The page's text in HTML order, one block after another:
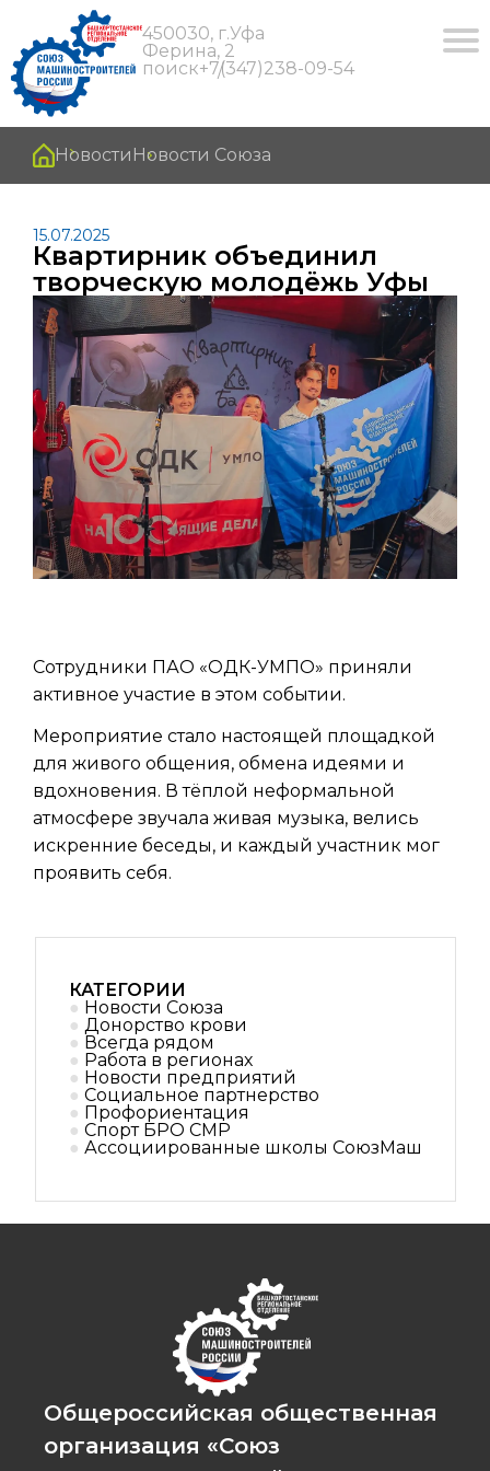
450030, г.Уфа
Ферина, 2
поиск+7(347)238-09-54
Новости Новости Союза
15.07.2025
Квартирник объединил
творческую молодёжь Уфы
Сотрудники ПАО «ОДК-УМПО» приняли
активное участие в этом событии.
Мероприятие стало настоящей площадкой
для живого общения, обмена идеями и
вдохновения. В тёплой неформальной
атмосфере звучала живая музыка, велись
искренние беседы, и каждый участник мог
проявить себя.
КАТЕГОРИИ
Новости Союза
Донорство крови
Всегда рядом
Работа в регионах
Новости предприятий
Социальное партнерствo
Профориентация
Спорт БРО СМР
Ассоциированные школы СоюзМаш
Общероссийская общественная
организация «Союз